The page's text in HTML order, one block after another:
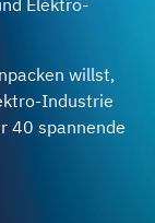
Elektro-
willst,
Industrie
40 spannende